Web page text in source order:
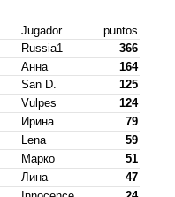
Jugador
puntos
Russia1
366
Анна
164
San D.
125
Vulpes
124
Ирина
79
Lena
59
Марко
51
Лина
47